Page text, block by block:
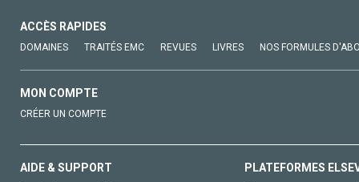
ACCÈS RAPIDES
DOMAINES TRAITÉS EMC REVUES LIVRES NOS FORMULES
MON COMPTE
CRÉER UN COMPTE
AIDE & SUPPORT PLATEFORMES